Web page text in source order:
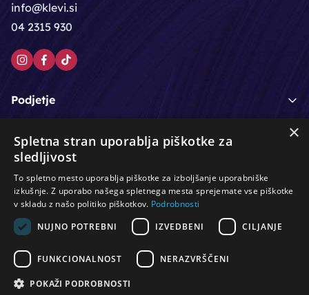
info@klevi.si
04 2315 930
Podjetje
Moj račun
Podpora strankam
Lasje & nega las / Roke & nohti / Orodje - kozmetično /
Oprema za salone / Čistoča & zaščita / Ostalo
×
Spletna stran uporablja piškotke za
sledljivost
To spletno mesto uporablja piškotke za izboljšanje uporabniške
izkušnje. Z uporabo našega spletnega mesta sprejemate vse piškotke
v skladu z našo politiko piškotkov. Podrobnosti
NUJNO POTREBNI
IZVEDBENI CILJANJE
FUNKCIONALNOST NERAZVRŠČENI
POKAŽI PODROBNOSTI